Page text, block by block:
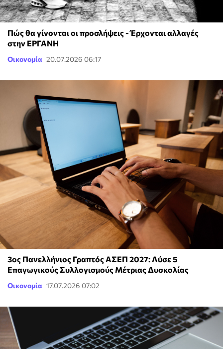
Πώς θα γίνονται οι προσλήψεις - Έρχονται αλλαγές
στην ΕΡΓΑΝΗ
Οικονομία 20.07.2026 06:17
3ος Πανελλήνιος Γραπτός ΑΣΕΠ 2027: Λύσε 5
Επαγωγικούς Συλλογισμούς Μέτριας Δυσκολίας
Οικονομία 17.07.2026 07:02